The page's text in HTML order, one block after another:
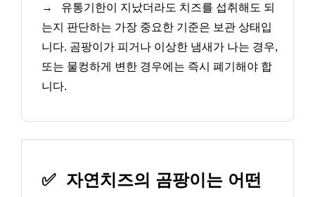
→
유통기한이 지났더라도 치즈를 섭취해도 되
는지 판단하는 가장 중요한 기준은 보관 상태입
니다. 곰팡이가 피거나 이상한 냄새가 나는 경우,
또는 물컹하게 변한 경우에는 즉시 폐기해야 합
니다.
✅ 자연치즈의 곰팡이는 어떤